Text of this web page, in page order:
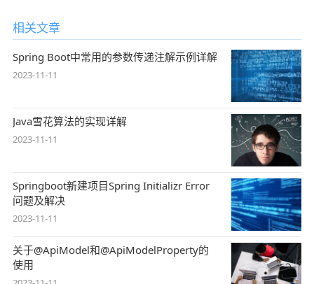
相关文章
Spring Boot中常用的参数传递注解示例详解
2023-11-11
Java雪花算法的实现详解
2023-11-11
Springboot新建项目Spring Initializr Error
问题及解决
2023-11-11
关于@ApiModel和@ApiModelProperty的
使用